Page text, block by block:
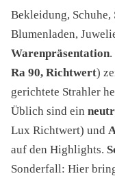
Bekleidung,
Blumenladen,
Warenpräsentation
Ra 90, Richtwert)
gerichtete Strahler
Üblich sind ein
Lux Richtwert) und
auf den Highlights.
Sonderfall: Hier